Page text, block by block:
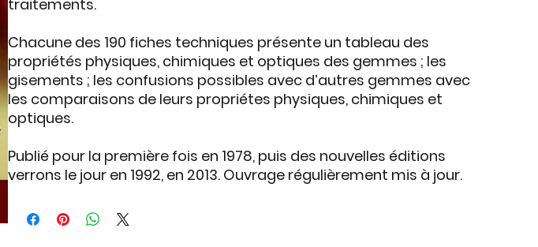
traitements.
Chacune des 190 fiches techniques présente un tableau des
propriétés physiques, chimiques et optiques des gemmes ; les
gisements ; les confusions possibles avec d’autres gemmes avec
les comparaisons de leurs propriétes physiques, chimiques et
optiques.
Publié pour la première fois en 1978, puis des nouvelles éditions
verrons le jour en 1992, en 2013. Ouvrage régulièrement mis à jour.